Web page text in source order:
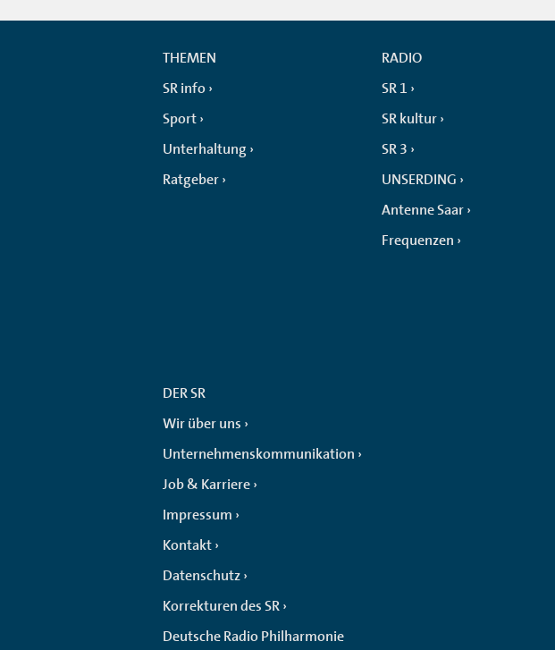
THEMEN
SR info
Sport
Unterhaltung
Ratgeber
RADIO
SR 1
SR kultur
SR 3
UNSERDING
Antenne Saar
Frequenzen
DER SR
Wir über uns
Unternehmenskommunikation
Job & Karriere
Impressum
Kontakt
Datenschutz
Korrekturen des SR
Deutsche Radio Philharmonie